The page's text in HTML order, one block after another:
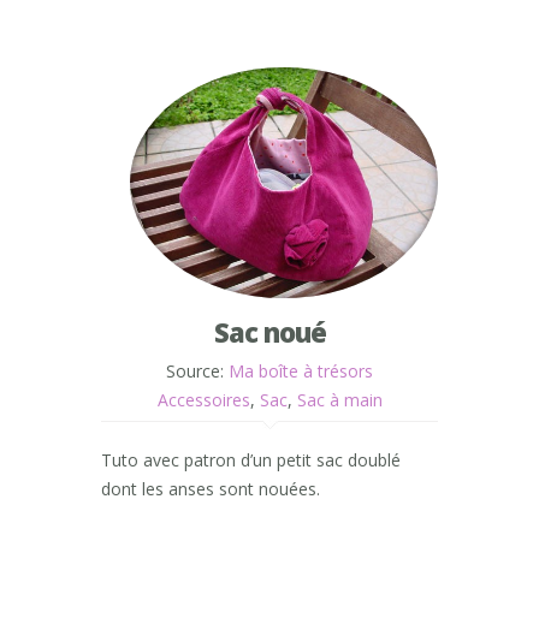
Sac noué
Source: Ma boîte à trésors
Accessoires, Sac, Sac à main
Tuto avec patron d’un petit sac doublé
dont les anses sont nouées.